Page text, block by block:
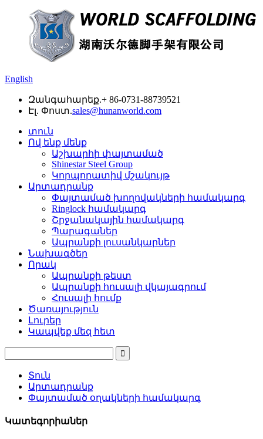
English
Զանգահարեք.+ 86-0731-88739521
Էլ. Փոստ.sales@hunanworld.com
տուն
Ով ենք մենք
Աշխարհի փայտամած
Shinestar Steel Group
Կորպորատիվ մշակույթ
Արտադրանք
Փայտամած խողովակների համակարգ
Ringlock համակարգ
Շրջանակային համակարգ
Պարագաներ
Ապրանքի լուսանկարներ
Նախագծեր
Որակ
Ապրանքի թեստ
Ապրանքի հուսալի վկայագրում
Հուսալի հումք
Ծառայություն
Լուրեր
Կապվեք մեզ հետ
Տուն
Արտադրանք
Փայտամած օղակների համակարգ
Կատեգորիաներ